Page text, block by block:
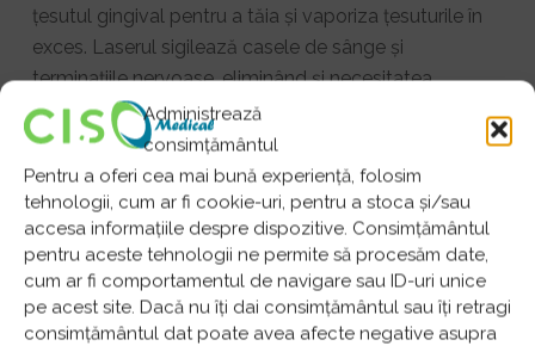
Administrează
consimțământul
Pentru a oferi cea mai bună experiență, folosim
tehnologii, cum ar fi cookie-uri, pentru a stoca și/sau
accesa informațiile despre dispozitive. Consimțământul
pentru aceste tehnologii ne permite să procesăm date,
cum ar fi comportamentul de navigare sau ID-uri unice
pe acest site. Dacă nu îți dai consimțământul sau îți retragi
consimțământul dat poate avea afecte negative asupra
țesutul gingival pentru a tăia și vaporiza țesuturile în
exces. Laserul sigilează casele de sânge și
terminațiile nervoase, eliminând și necesitatea
pansamentelor extinse. Printr-o astfel de intervenție
se îndepărtează țesutul afectat, gingiile păstrându-se
sănătoase. Laserul sigilează vasele de sânge, fapt ce
reduce pierderile de sânge. Durerea și inflamația post-
operatorie sunt mult reduse. Vindecarea este mai
rapidă, în special datorită efectului de sterilizare și a
daunelor minime aduse țesutului din jur. Dezavantajul
acestei metode este costul ridicat, atât în privința